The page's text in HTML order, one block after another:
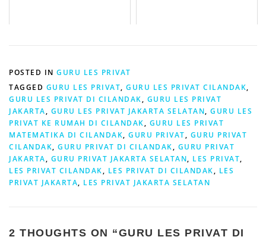
POSTED IN GURU LES PRIVAT
TAGGED GURU LES PRIVAT, GURU LES PRIVAT CILANDAK,
GURU LES PRIVAT DI CILANDAK, GURU LES PRIVAT
JAKARTA, GURU LES PRIVAT JAKARTA SELATAN, GURU LES
PRIVAT KE RUMAH DI CILANDAK, GURU LES PRIVAT
MATEMATIKA DI CILANDAK, GURU PRIVAT, GURU PRIVAT
CILANDAK, GURU PRIVAT DI CILANDAK, GURU PRIVAT
JAKARTA, GURU PRIVAT JAKARTA SELATAN, LES PRIVAT,
LES PRIVAT CILANDAK, LES PRIVAT DI CILANDAK, LES
PRIVAT JAKARTA, LES PRIVAT JAKARTA SELATAN
2 THOUGHTS ON “GURU LES PRIVAT DI